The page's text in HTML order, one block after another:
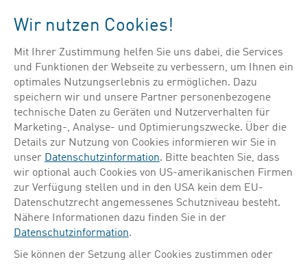
Suche verfeinern
HAUPTSTANDORT PRODUKTIONSSTANDORT FORSCHUNG & ENTWICKLUNG
Wir nutzen Cookies!
Mit Ihrer Zustimmung helfen Sie uns dabei, die Services
und Funktionen der Webseite zu verbessern, um Ihnen ein
optimales Nutzungserlebnis zu ermöglichen. Dazu
speichern wir und unsere Partner personenbezogene
technische Daten zu Geräten und Nutzerverhalten für
Marketing-, Analyse- und Optimierungszwecke. Über die
Details zur Nutzung von Cookies informieren wir Sie in
unser Datenschutzinformation. Bitte beachten Sie, dass
wir optional auch Cookies von US-amerikanischen Firmen
zur Verfügung stellen und in den USA kein dem EU-
Datenschutzrecht angemessenes Schutzniveau besteht.
Nähere Informationen dazu finden Sie in der
Datenschutzinformation.
Sie können der Setzung aller Cookies zustimmen oder